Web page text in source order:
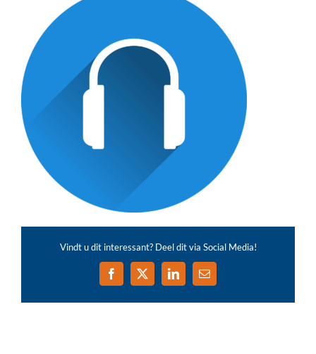
Vindt u dit interessant? Deel dit via Social Media!
Facebook
X LinkedIn
E-